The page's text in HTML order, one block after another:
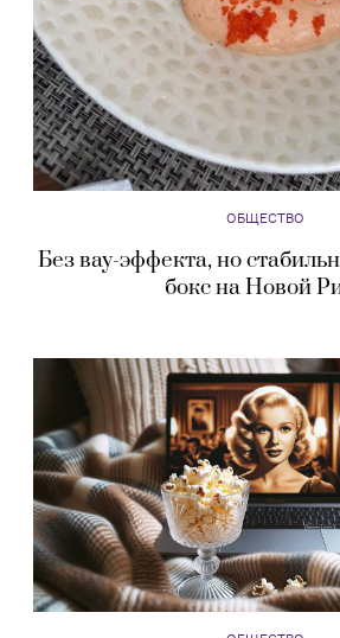
ОБЩЕСТВО
Без вау-эффекта, но
бокс на Новой